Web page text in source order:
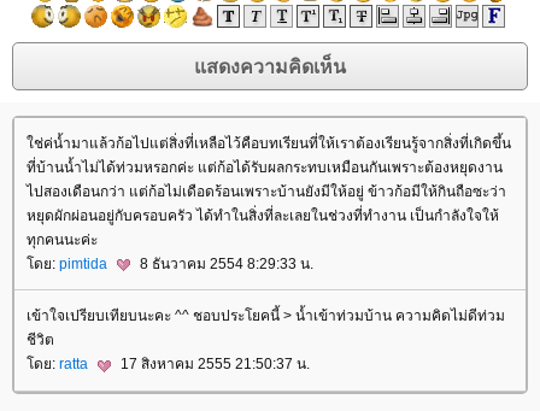
ใช่ค่น้ำมาแล้วก้อไปแต่สิ่งที่เหลือไว้คือบทเรียนที่ให้เราต้องเรียนรู้จากสิ่งที่เกิดขึ้น
ที่บ้านน้ำไม่ได้ท่วมหรอกค่ะ แต่ก้อได้รับผลกระทบเหมือนกันเพราะต้องหยุดงาน
ไปสองเดือนกว่า แต่ก้อไม่เดือดร้อนเพราะบ้านยังมีให้อยู่ ข้าวก้อมีให้กินถือซะว่า
หยุดผักผ่อนอยู่กับครอบครัว ได้ทำในสิ่งที่ละเลยในช่วงที่ทำงาน เป็นกำลังใจให้
ทุกคนนะค่ะ
โดย: pimtida 8 ธันวาคม 2554 8:29:33 น.
เข้าใจเปรียบเทียบนะคะ ^^ ชอบประโยคนี้ > น้ำเข้าท่วมบ้าน ความคิดไม่ดีท่วม
ชีวิต
โดย: ratta 17 สิงหาคม 2555 21:50:37 น.